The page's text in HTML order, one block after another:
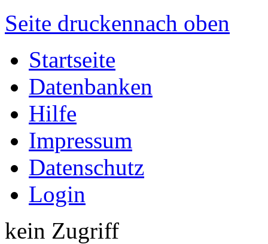
Seite druckennach oben
Startseite
Datenbanken
Hilfe
Impressum
Datenschutz
Login
kein Zugriff